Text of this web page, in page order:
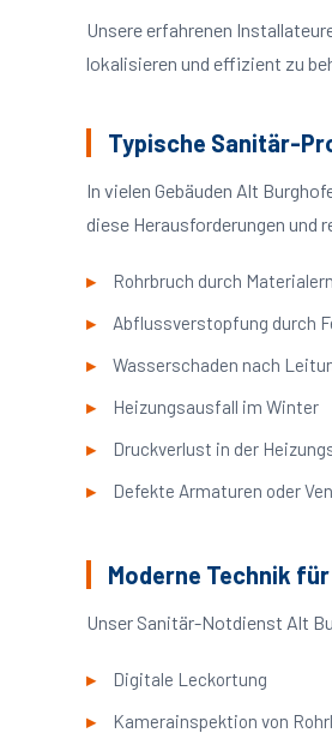
Unsere erfahrenen
lokalisieren und effizient zu
Typische Sanitär-
In vielen Gebäuden Alt
diese Herausforderungen und
Rohrbruch durch
Abflussverstopfung durch
Wasserschaden nach
Heizungsausfall im Winter
Druckverlust in der
Defekte Armaturen oder
Moderne Technik
Unser Sanitär-Notdienst Alt
Digitale Leckortung
Kamerainspektion von